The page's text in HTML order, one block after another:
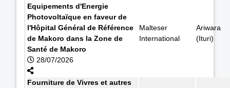
Equipements d'Energie
Photovoltaïque en faveur de
l'Hôpital Général de Référence
de Makoro dans la Zone de
Santé de Makoro
28/07/2026
Malteser
International
Ariwara
(Ituri)
Fourniture de Vivres et autres